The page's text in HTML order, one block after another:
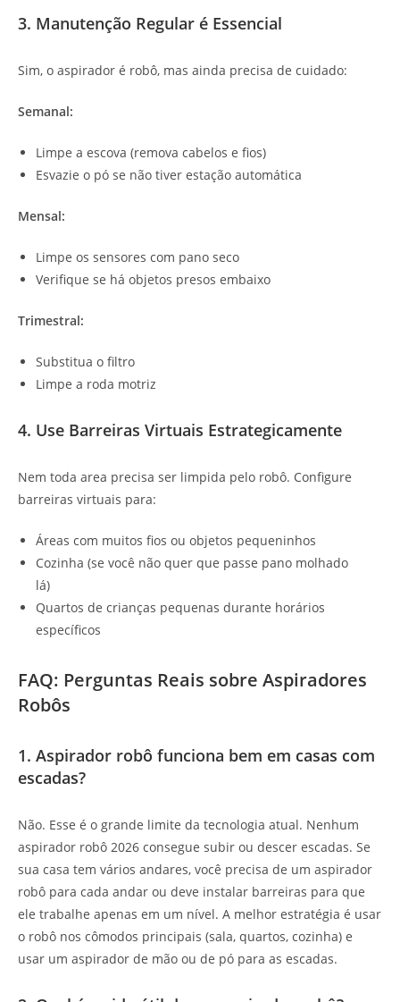
3. Manutenção Regular é Essencial
Sim, o aspirador é robô, mas ainda precisa de cuidado:
Semanal:
Limpe a escova (remova cabelos e fios)
Esvazie o pó se não tiver estação automática
Mensal:
Limpe os sensores com pano seco
Verifique se há objetos presos embaixo
Trimestral:
Substitua o filtro
Limpe a roda motriz
4. Use Barreiras Virtuais Estrategicamente
Nem toda area precisa ser limpida pelo robô. Configure
barreiras virtuais para:
Áreas com muitos fios ou objetos pequeninhos
Cozinha (se você não quer que passe pano molhado
lá)
Quartos de crianças pequenas durante horários
específicos
FAQ: Perguntas Reais sobre Aspiradores
Robôs
1. Aspirador robô funciona bem em casas com
escadas?
Não. Esse é o grande limite da tecnologia atual. Nenhum
aspirador robô 2026 consegue subir ou descer escadas. Se
sua casa tem vários andares, você precisa de um aspirador
robô para cada andar ou deve instalar barreiras para que
ele trabalhe apenas em um nível. A melhor estratégia é usar
o robô nos cômodos principais (sala, quartos, cozinha) e
usar um aspirador de mão ou de pó para as escadas.